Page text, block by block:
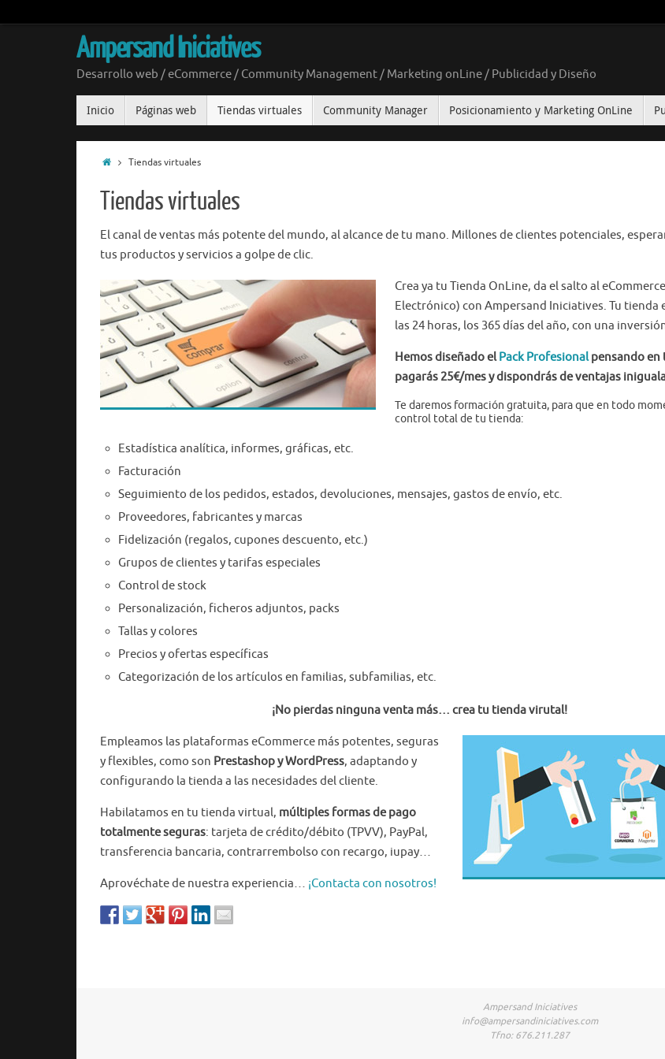
Ampersand Iniciatives
Desarrollo web / eCommerce / Community Management / Marketing onLine / Publicidad y Diseño
Inicio Páginas web Tiendas virtuales Community Manager Posicionamiento y Marketing OnLine
Tiendas virtuales
Tiendas virtuales
El canal de ventas más potente del mundo, al alcance de tu mano. Millones de clientes potenciales,
tus productos y servicios a golpe de clic.
Crea ya tu Tienda OnLine, da el salto al
Electrónico) con Ampersand Iniciatives. Tu tienda
las 24 horas, los 365 días del año, con una
Hemos diseñado elPack Profesionalpensando
pagarás 25€/mes y dispondrás de ventajas
Te daremos formación gratuita, para que en todo
control total de tu tienda:
Estadística analítica, informes, gráficas, etc.
Facturación
Seguimiento de los pedidos, estados, devoluciones, mensajes, gastos de envío, etc.
Proveedores, fabricantes y marcas
Fidelización (regalos, cupones descuento, etc.)
Grupos de clientes y tarifas especiales
Control de stock
Personalización, ficheros adjuntos, packs
Tallas y colores
Precios y ofertas específicas
Categorización de los artículos en familias, subfamilias, etc.
¡No pierdas ninguna venta más… crea tu tienda virutal!
Empleamos las plataformas eCommerce más potentes, seguras
y flexibles, como son Prestashop y WordPress, adaptando y
configurando la tienda a las necesidades del cliente.
Habilatamos en tu tienda virtual, múltiples formas de pago
totalmente seguras: tarjeta de crédito/débito (TPVV), PayPal,
transferencia bancaria, contrarrembolso con recargo, iupay…
Aprovéchate de nuestra experiencia… ¡Contacta con nosotros!
Ampersand Iniciatives
info@ampersandiniciatives.com
Tfno: 676.211.287